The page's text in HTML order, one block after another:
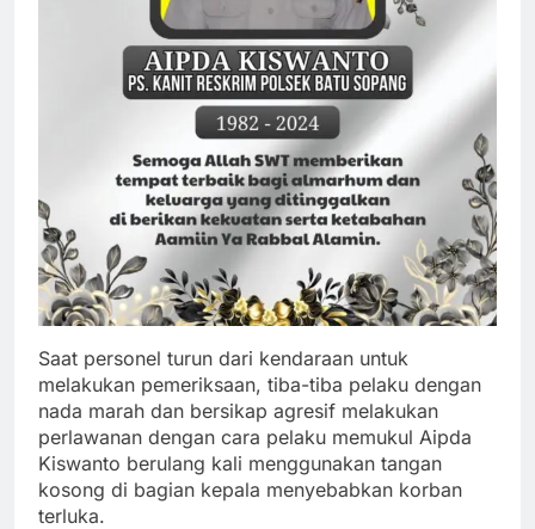
Saat personel turun dari kendaraan untuk
melakukan pemeriksaan, tiba-tiba pelaku dengan
nada marah dan bersikap agresif melakukan
perlawanan dengan cara pelaku memukul Aipda
Kiswanto berulang kali menggunakan tangan
kosong di bagian kepala menyebabkan korban
terluka.